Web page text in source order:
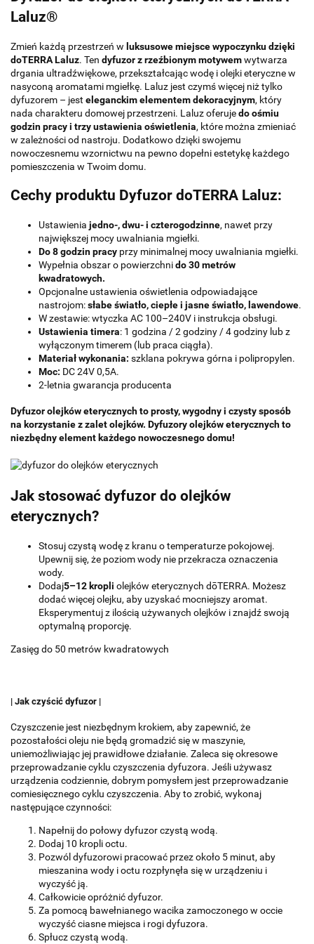
Laluz®
Zmień każdą przestrzeń w luksusowe miejsce wypoczynku dzięki
doTERRA Laluz. Ten dyfuzor z rzeźbionym motywemwytwarza
drgania ultradźwiękowe, przekształcając wodę i olejki eteryczne w
nasyconą aromatami mgiełkę. Laluz jest czymś więcej niż tylko
dyfuzorem – jest eleganckim elementem dekoracyjnym, który
nada charakteru domowej przestrzeni. Laluz oferujedo ośmiu
godzin pracy i trzy ustawienia oświetlenia, które można zmieniać
w zależności od nastroju. Dodatkowo dzięki swojemu
nowoczesnemu wzornictwu na pewno dopełni estetykę każdego
pomieszczenia w Twoim domu.
Cechy produktu Dyfuzor doTERRA Laluz:
Ustawienia jedno-, dwu- i czterogodzinne, nawet przy
największej mocy uwalniania mgiełki.
Do 8 godzin pracy przy minimalnej mocy uwalniania mgiełki.
Wypełnia obszar o powierzchnido 30 metrów
kwadratowych.
Opcjonalne ustawienia oświetlenia odpowiadające
nastrojom:słabe światło, ciepłe i jasne światło, lawendowe.
W zestawie: wtyczka AC 100–240V i instrukcja obsługi.
Ustawienia timera: 1 godzina / 2 godziny / 4 godziny lub z
wyłączonym timerem (lub praca ciągła).
Materiał wykonania: szklana pokrywa górna i polipropylen.
Moc: DC 24V 0,5A.
2-letnia gwarancja producenta
Dyfuzor olejków eterycznych to prosty, wygodny i czysty sposób
na korzystanie z zalet olejków. Dyfuzory olejków eterycznych to
niezbędny element każdego nowoczesnego domu!
Jak stosować dyfuzor do olejków
eterycznych?
Stosuj czystą wodę z kranu o temperaturze pokojowej.
Upewnij się, że poziom wody nie przekracza oznaczenia
wody.
Dodaj5–12 kropli olejków eterycznych dōTERRA. Możesz
dodać więcej olejku, aby uzyskać mocniejszy aromat.
Eksperymentuj z ilością używanych olejków i znajdź swoją
optymalną proporcję.
Zasięg do 50 metrów kwadratowych
| Jak czyścić dyfuzor |
Czyszczenie jest niezbędnym krokiem, aby zapewnić, że
pozostałości oleju nie będą gromadzić się w maszynie,
uniemożliwiając jej prawidłowe działanie. Zaleca się okresowe
przeprowadzanie cyklu czyszczenia dyfuzora. Jeśli używasz
urządzenia codziennie, dobrym pomysłem jest przeprowadzanie
comiesięcznego cyklu czyszczenia. Aby to zrobić, wykonaj
następujące czynności:
Napełnij do połowy dyfuzor czystą wodą.
Dodaj 10 kropli octu.
Pozwól dyfuzorowi pracować przez około 5 minut, aby
mieszanina wody i octu rozpłynęła się w urządzeniu i
wyczyść ją.
Całkowicie opróżnić dyfuzor.
Za pomocą bawełnianego wacika zamoczonego w occie
wyczyść ciasne miejsca i rogi dyfuzora.
Spłucz czystą wodą.